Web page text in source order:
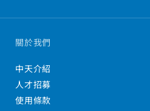
關於我們
中天介紹
人才招募
使用條款